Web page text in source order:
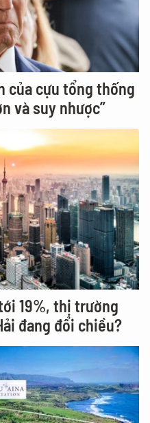
của cựu tổng thống
và suy nhược”
19%, thị trường
đang đổi chiều?